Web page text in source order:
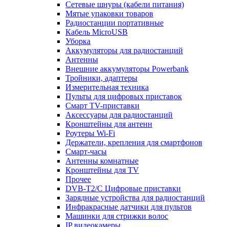
Сетевые шнуры (кабели питания)
Мятые упаковки товаров
Радиостанции портативные
Кабель MicroUSB
Уборка
Аккумуляторы для радиостанций
Антенны
Внешние аккумуляторы Powerbank
Тройники, адаптеры
Измерительная техника
Пульты для цифровых приставок
Смарт ТV-приставки
Аксессуары для радиостанций
Кронштейны для антенн
Роутеры Wi-Fi
Держатели, крепления для смартфонов
Смарт-часы
Антенны комнатные
Кронштейны для TV
Прочее
DVB-T2/C Цифровые приставки
Зарядные устройства для радиостанций
Инфракрасные датчики для пультов
Машинки для стрижки волос
IP видеокамеры